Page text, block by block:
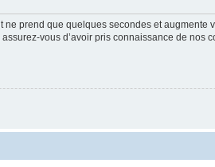
ne prend que quelques secondes et
vous d’avoir pris connaissance de